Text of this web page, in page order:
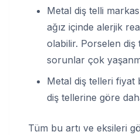
Metal diş telli
ağız içinde alerjik
olabilir. Porselen
sorunlar çok
Metal diş telleri fiyat
diş tellerine göre
Tüm bu artı ve eksileri